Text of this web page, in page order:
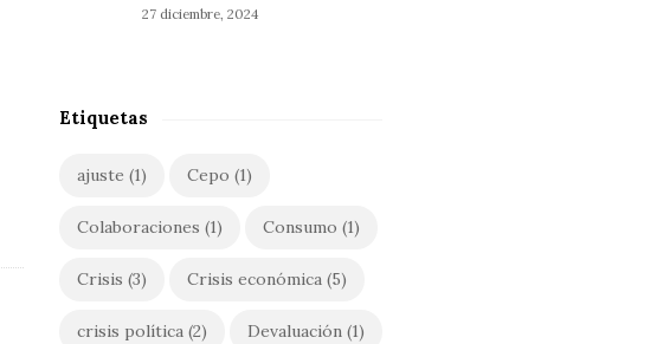
27 diciembre, 2024
Etiquetas
ajuste (1) Cepo (1)
Colaboraciones (1) Consumo (1)
Crisis (3) Crisis económica(5)
crisis política(2) Devaluación(1)